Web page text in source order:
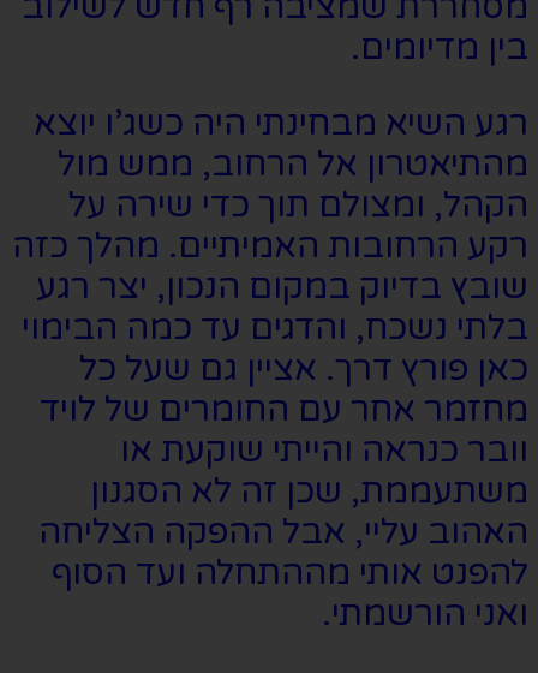
בין מדיומים.
רגע השיא מבחינתי היה כשג’ו יוצא
מהתיאטרון אל הרחוב, ממש מול
הקהל, ומצולם תוך כדי שירה על
רקע הרחובות האמיתיים. מהלך כזה
שובץ בדיוק במקום הנכון, יצר רגע
בלתי נשכח, והדגים עד כמה הבימוי
כאן פורץ דרך. אציין גם שעל כל
מחזמר אחר עם החומרים של לויד
וובר כנראה והייתי שוקעת או
משתעממת, שכן זה לא הסגנון
האהוב עליי, אבל ההפקה הצליחה
להפנט אותי מההתחלה ועד הסוף
ואני הורשמתי.